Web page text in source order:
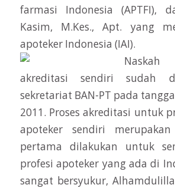
farmasi Indonesia (APTFI),
Kasim, M.Kes., Apt. yang
apoteker Indonesia (IAI).
akreditasi sendiri sudah
sekretariat BAN-PT pada
2011. Proses akreditasi untuk
apoteker sendiri
pertama dilakukan untuk
profesi apoteker yang ada di
sangat bersyukur,